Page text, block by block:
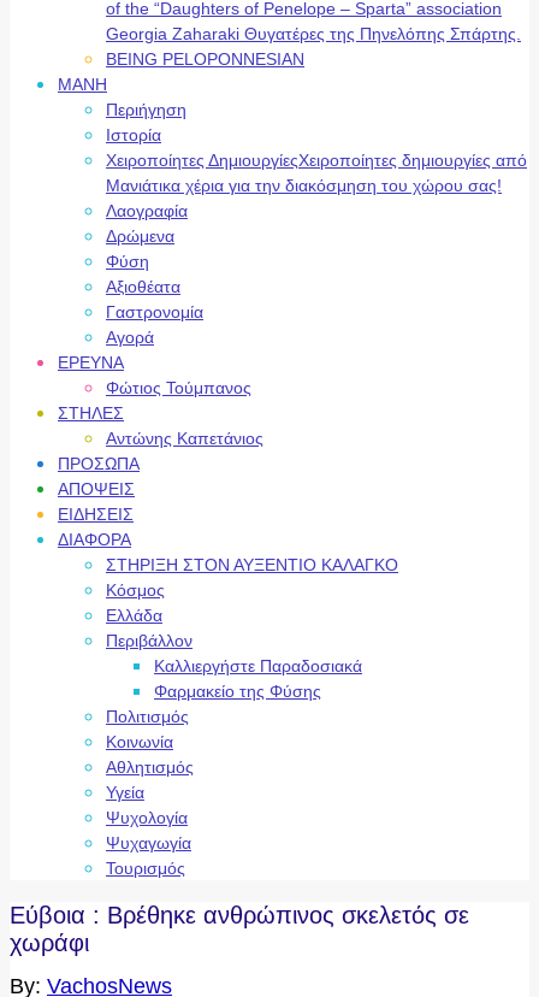
of the “Daughters of Penelope – Sparta” association
Georgia Zaharaki Θυγατέρες της Πηνελόπης Σπάρτης.
BEING PELOPONNESIAN
ΜΑΝΗ
Περιήγηση
Ιστορία
Χειροποίητες ΔημιουργίεςΧειροποίητες δημιουργίες από
Μανιάτικα χέρια για την διακόσμηση του χώρου σας!
Λαογραφία
Δρώμενα
Φύση
Αξιοθέατα
Γαστρονομία
Αγορά
ΕΡΕΥΝΑ
Φώτιος Τούμπανος
ΣΤΗΛΕΣ
Αντώνης Καπετάνιος
ΠΡΟΣΩΠΑ
ΑΠΟΨΕΙΣ
ΕΙΔΗΣΕΙΣ
ΔΙΑΦΟΡΑ
ΣΤΗΡΙΞΗ ΣΤΟΝ ΑΥΞΕΝΤΙΟ ΚΑΛΑΓΚΟ
Κόσμος
Ελλάδα
Περιβάλλον
Καλλιεργήστε Παραδοσιακά
Φαρμακείο της Φύσης
Πολιτισμός
Κοινωνία
Αθλητισμός
Υγεία
Ψυχολογία
Ψυχαγωγία
Τουρισμός
Εύβοια : Βρέθηκε ανθρώπινος σκελετός σε
χωράφι
By: VachosNews